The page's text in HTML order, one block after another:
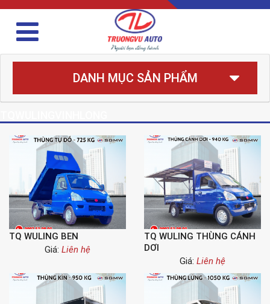
DANH MỤC SẢN PHẨM
TQ WULING BEN
Giá: Liên hệ
TQ WULING THÙNG CÁNH
DƠI
Giá: Liên hệ